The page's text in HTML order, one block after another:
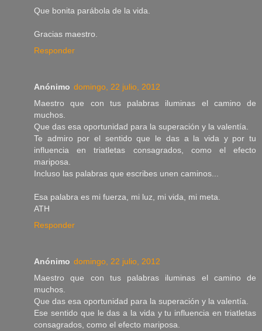
Que bonita parábola de la vida.
Gracias maestro.
Responder
Anónimo domingo, 22 julio, 2012
Maestro que con tus palabras iluminas el camino de
muchos.
Que das esa oportunidad para la superación y la valentía.
Te admiro por el sentido que le das a la vida y por tu
influencia en triatletas consagrados, como el efecto
mariposa.
Incluso las palabras que escribes unen caminos...
Esa palabra es mi fuerza, mi luz, mi vida, mi meta.
ATH
Responder
Anónimo domingo, 22 julio, 2012
Maestro que con tus palabras iluminas el camino de
muchos.
Que das esa oportunidad para la superación y la valentía.
Ese sentido que le das a la vida y tu influencia en triatletas
consagrados, como el efecto mariposa.